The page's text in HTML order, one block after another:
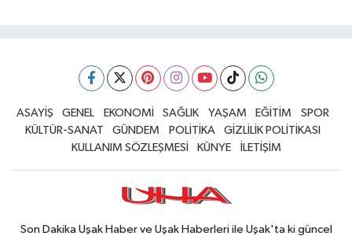
ASAYİŞ GENEL EKONOMİ SAĞLIK YAŞAM EĞİTİM
SPOR
KÜLTÜR-SANAT
GÜNDEM POLİTİKA
GİZLİLİK POLİTİKASI
KULLANIM SÖZLEŞMESİ
KÜNYE İLETİŞİM
Son Dakika Uşak Haber ve Uşak Haberleri ile Uşak'ta ki güncel